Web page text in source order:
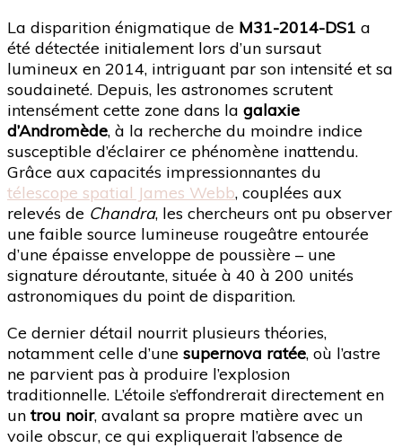
La disparition énigmatique de M31-2014-DS1 a
été détectée initialement lors d’un sursaut
lumineux en 2014, intriguant par son intensité et sa
soudaineté. Depuis, les astronomes scrutent
intensément cette zone dans la galaxie
d’Andromède, à la recherche du moindre indice
susceptible d’éclairer ce phénomène inattendu.
Grâce aux capacités impressionnantes du
télescope spatial James Webb, couplées aux
relevés de Chandra, les chercheurs ont pu observer
une faible source lumineuse rougeâtre entourée
d’une épaisse enveloppe de poussière – une
signature déroutante, située à 40 à 200 unités
astronomiques du point de disparition.
Ce dernier détail nourrit plusieurs théories,
notamment celle d’une supernova ratée, où l’astre
ne parvient pas à produire l’explosion
traditionnelle. L’étoile s’effondrerait directement en
untrou noir, avalant sa propre matière avec un
voile obscur, ce qui expliquerait l’absence de